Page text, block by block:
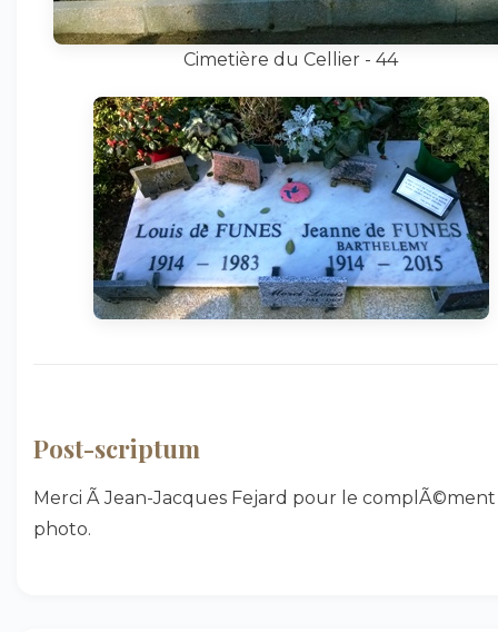
Cimetière du Cellier - 44
Post-scriptum
Merci Ã Jean-Jacques Fejard pour le complÃ©ment
photo.